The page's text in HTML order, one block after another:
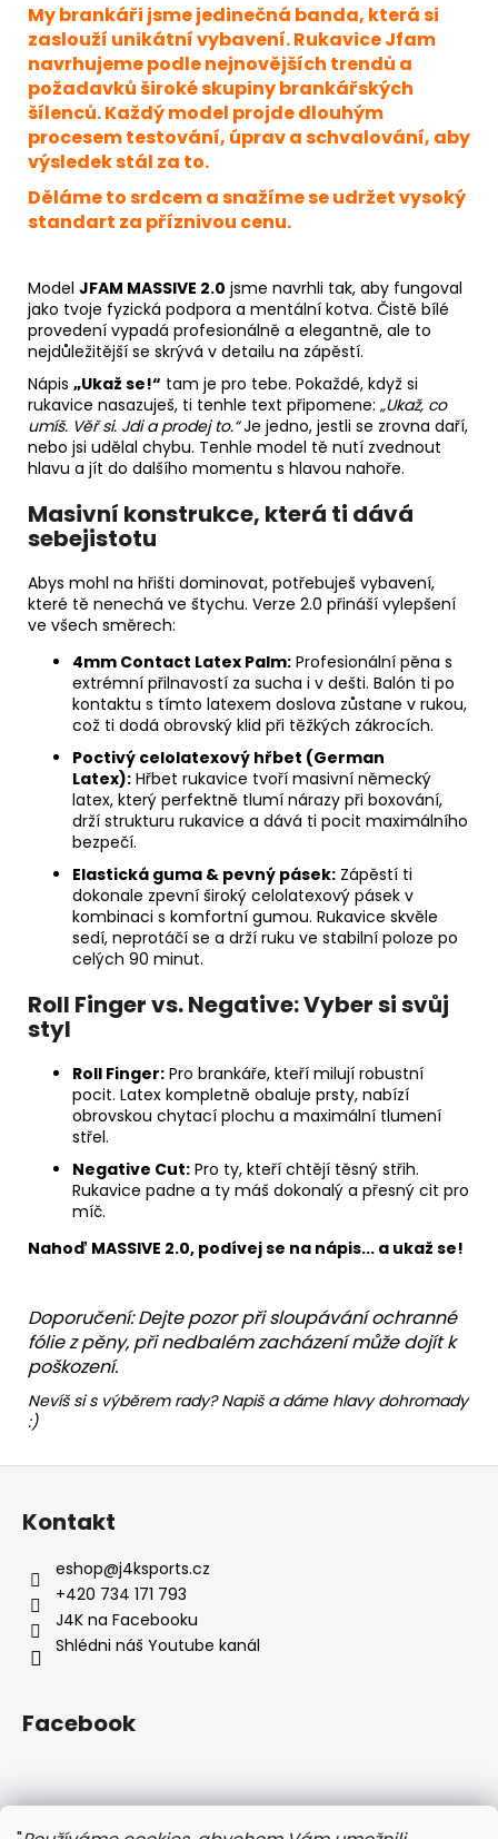
My brankáři jsme jedinečná banda, která si
zaslouží unikátní vybavení. Rukavice Jfam
navrhujeme podle nejnovějších trendů a
požadavků široké skupiny brankářských
šílenců. Každý model projde dlouhým
procesem testování, úprav a schvalování, aby
výsledek stál za to.
Děláme to srdcem a snažíme se udržet vysoký
standart za příznivou cenu.
Model JFAM MASSIVE 2.0 jsme navrhli tak, aby fungoval
jako tvoje fyzická podpora a mentální kotva. Čistě bílé
provedení vypadá profesionálně a elegantně, ale to
nejdůležitější se skrývá v detailu na zápěstí.
Nápis „Ukaž se!“ tam je pro tebe. Pokaždé, když si
rukavice nasazuješ, ti tenhle text připomene: „Ukaž, co
umíš. Věř si. Jdi a prodej to.“Je jedno, jestli se zrovna daří,
nebo jsi udělal chybu. Tenhle model tě nutí zvednout
hlavu a jít do dalšího momentu s hlavou nahoře.
Masivní konstrukce, která ti dává
sebejistotu
Abys mohl na hřišti dominovat, potřebuješ vybavení,
které tě nenechá ve štychu. Verze 2.0 přináší vylepšení
ve všech směrech:
4mm Contact Latex Palm: Profesionální pěna s
extrémní přilnavostí za sucha i v dešti. Balón ti po
kontaktu s tímto latexem doslova zůstane v rukou,
což ti dodá obrovský klid při těžkých zákrocích.
Poctivý celolatexový hřbet (German
Latex): Hřbet rukavice tvoří masivní německý
latex, který perfektně tlumí nárazy při boxování,
drží strukturu rukavice a dává ti pocit maximálního
bezpečí.
Elastická guma & pevný pásek: Zápěstí ti
dokonale zpevní široký celolatexový pásek v
kombinaci s komfortní gumou. Rukavice skvěle
sedí, neprotáčí se a drží ruku ve stabilní poloze po
celých 90 minut.
Roll Finger vs. Negative: Vyber si svůj
styl
Roll Finger: Pro brankáře, kteří milují robustní
pocit. Latex kompletně obaluje prsty, nabízí
obrovskou chytací plochu a maximální tlumení
střel.
Negative Cut: Pro ty, kteří chtějí těsný střih.
Rukavice padne a ty máš dokonalý a přesný cit pro
míč.
Nahoď MASSIVE 2.0, podívej se na nápis... a ukaž se!
Doporučení: Dejte pozor při sloupávání ochranné
fólie z pěny, při nedbalém zacházení může dojít k
poškození.
Nevíš si s výběrem rady? Napiš a dáme hlavy dohromady
:)
Z
Kontakt
eshop@j4ksports.cz
+420 734 171 793
J4K na Facebooku
Shlédni náš Youtube kanál
Facebook
Instagram